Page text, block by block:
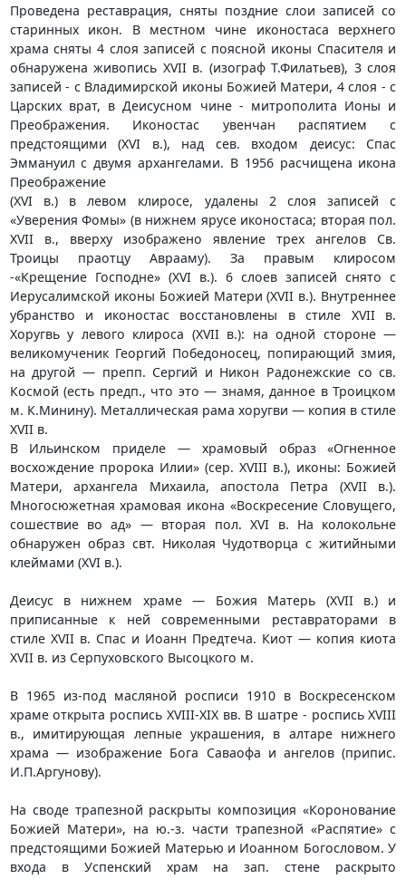
Проведена реставрация, сняты поздние слои записей со
старинных икон. В местном чине иконостаса верхнего
храма сняты 4 слоя записей с поясной иконы Спасителя и
обнаружена живопись XVII в. (изограф Т.Филатьев), 3 слоя
записей - с Владимирской иконы Божией Матери, 4 слоя - с
Царских врат, в Деисусном чине - митрополита Ионы и
Преображения. Иконостас увенчан распятием с
предстоящими (XVI в.), над сев. входом деисус: Спас
Эммануил с двумя архангелами. В 1956 расчищена икона
Преображение
(XVI в.) в левом клиросе, удалены 2 слоя записей с
«Уверения Фомы» (в нижнем ярусе иконостаса; вторая пол.
XVII в., вверху изображено явление трех ангелов Св.
Троицы праотцу Аврааму). За правым клиросом
-«Крещение Господне» (XVI в.). 6 слоев записей снято с
Иерусалимской иконы Божией Матери (XVII в.). Внутреннее
убранство и иконостас восстановлены в стиле XVII в.
Хоругвь у левого клироса (XVII в.): на одной стороне —
великомученик Георгий Победоносец, попирающий змия,
на другой — препп. Сергий и Никон Радонежские со св.
Космой (есть предп., что это — знамя, данное в Троицком
м. К.Минину). Металлическая рама хоругви — копия в стиле
XVII в.
В Ильинском приделе — храмовый образ «Огненное
восхождение пророка Илии» (сер. XVIII в.), иконы: Божией
Матери, архангела Михаила, апостола Петра (XVII в.).
Многосюжетная храмовая икона «Воскресение Словущего,
сошествие во ад» — вторая пол. XVI в. На колокольне
обнаружен образ свт. Николая Чудотворца с житийными
клеймами (XVI в.).
Деисус в нижнем храме — Божия Матерь (XVII в.) и
приписанные к ней современными реставраторами в
стиле XVII в. Спас и Иоанн Предтеча. Киот — копия киота
XVII в. из Серпуховского Высоцкого м.
В 1965 из-под масляной росписи 1910 в Воскресенском
храме открыта роспись XVIII-XIX вв. В шатре - роспись XVIII
в., имитирующая лепные украшения, в алтаре нижнего
храма — изображение Бога Саваофа и ангелов (припис.
И.П.Аргунову).
На своде трапезной раскрыты композиция «Коронование
Божией Матери», на ю.-з. части трапезной «Распятие» с
предстоящими Божией Матерью и Иоанном Богословом. У
входа в Успенский храм на зап. стене раскрыто